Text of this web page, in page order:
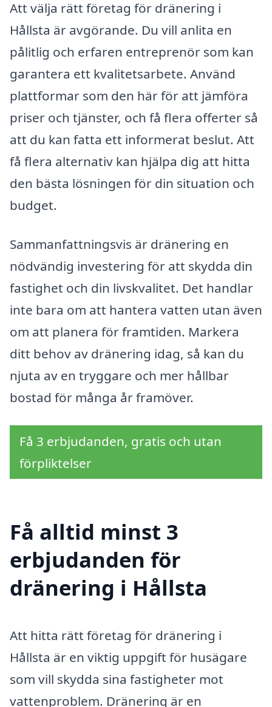
Att välja rätt företag för dränering i
Hållsta är avgörande. Du vill anlita en
pålitlig och erfaren entreprenör som kan
garantera ett kvalitetsarbete. Använd
plattformar som den här för att jämföra
priser och tjänster, och få flera offerter så
att du kan fatta ett informerat beslut. Att
få flera alternativ kan hjälpa dig att hitta
den bästa lösningen för din situation och
budget.
Sammanfattningsvis är dränering en
nödvändig investering för att skydda din
fastighet och din livskvalitet. Det handlar
inte bara om att hantera vatten utan även
om att planera för framtiden. Markera
ditt behov av dränering idag, så kan du
njuta av en tryggare och mer hållbar
bostad för många år framöver.
Få 3 erbjudanden, gratis och utan
förpliktelser
Få alltid minst 3
erbjudanden för
dränering i Hållsta
Att hitta rätt företag för dränering i
Hållsta är en viktig uppgift för husägare
som vill skydda sina fastigheter mot
vattenproblem. Dränering är en